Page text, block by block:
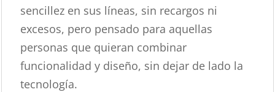
sencillez en sus líneas, sin recargos ni
excesos, pero pensado para aquellas
personas que quieran combinar
funcionalidad y diseño, sin dejar de lado la
tecnología.